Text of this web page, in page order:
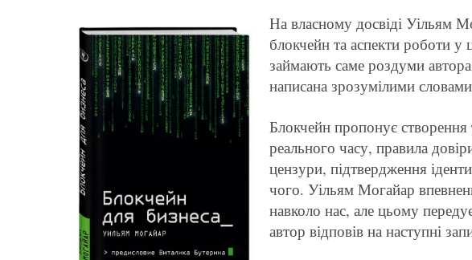
На власному досвіді Уільям
блокчейн та аспекти роботи
займають саме роздуми
написана зрозумілими
Блокчейн пропонує
реального часу, правила
цензури, підтвердження
чого. Уільям Могайар
навколо нас, але цьому
автор відповів на наступні